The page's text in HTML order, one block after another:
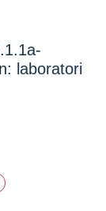
laboratori